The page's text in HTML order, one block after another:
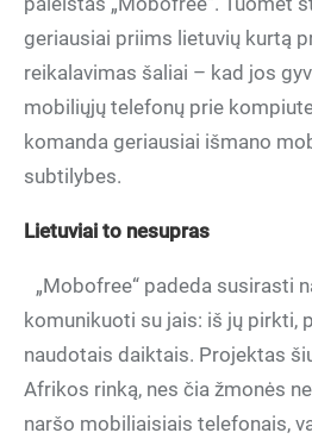
geriausiai priims lietuvių kurtą
reikalavimas šaliai – kad jos
mobiliųjų telefonų prie
komanda geriausiai išmano
subtilybes.
Lietuviai to nesupras
„Mobofree“ padeda susirasti
komunikuoti su jais: iš jų pirkti,
naudotais daiktais. Projektas
Afrikos rinką, nes čia žmonės
naršo mobiliaisiais telefonais,